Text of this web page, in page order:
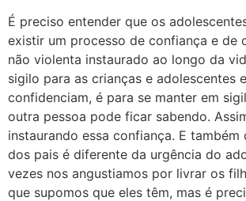
É preciso entender que os
existir um processo de confiança e de
não violenta instaurado ao longo da
sigilo para as crianças e adolescentes
confidenciam, é para se manter em
outra pessoa pode ficar sabendo.
instaurando essa confiança. E também
dos pais é diferente da urgência do
vezes nos angustiamos por livrar os
que supomos que eles têm, mas é